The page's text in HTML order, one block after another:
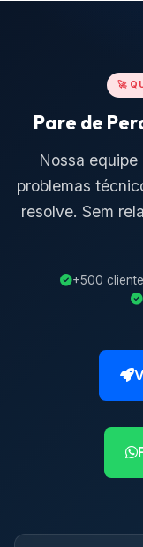
🚀
Pare de
Nossa
problemas
resolve. Sem
+500